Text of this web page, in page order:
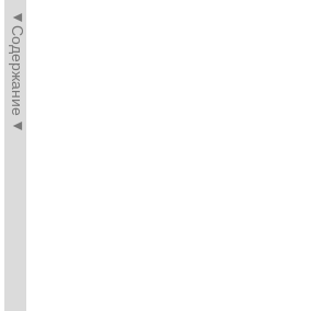
◄Содержание◄